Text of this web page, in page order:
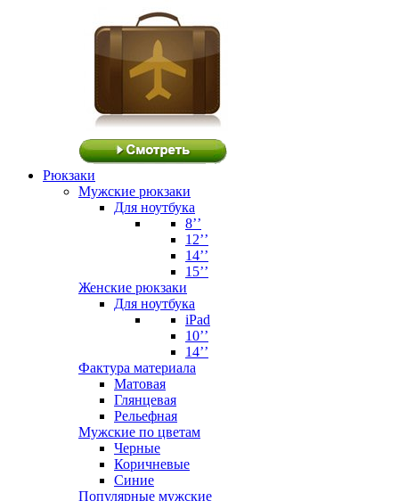
Рюкзаки
Мужские рюкзаки
Для ноутбука
8’’
12’’
14’’
15’’
Женские рюкзаки
Для ноутбука
iPad
10’’
14’’
Фактура материала
Матовая
Глянцевая
Рельефная
Мужские по цветам
Черные
Коричневые
Синие
Популярные мужские